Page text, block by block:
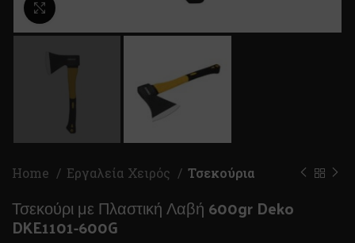
Home Εργαλεία Χειρός Τσεκούρια
Τσεκούρι με Πλαστική Λαβή 600gr Deko
DKE1101-600G